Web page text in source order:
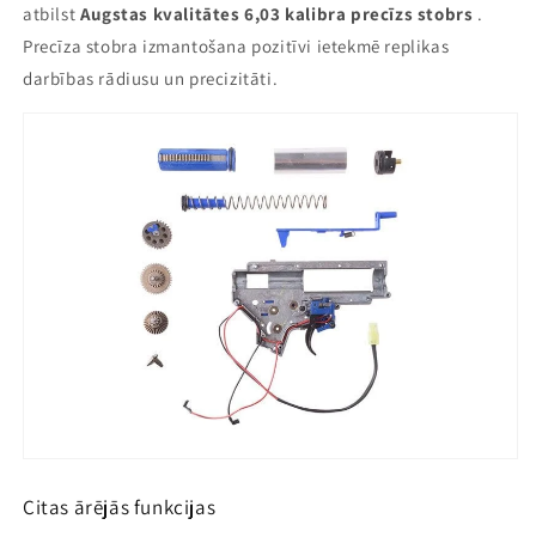
atbilst Augstas kvalitātes 6,03 kalibra precīzs stobrs .
Precīza stobra izmantošana pozitīvi ietekmē replikas
darbības rādiusu un precizitāti.
Citas ārējās funkcijas